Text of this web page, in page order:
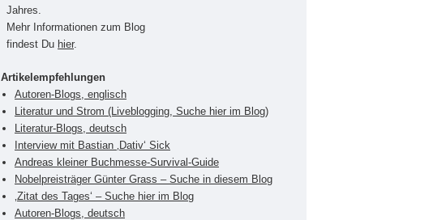
Jahres.
Mehr Informationen zum Blog
findest Du hier.
Artikelempfehlungen
Autoren-Blogs, englisch
Literatur und Strom (Liveblogging, Suche hier im Blog)
Literatur-Blogs, deutsch
Interview mit Bastian ‚Dativ‘ Sick
Andreas kleiner Buchmesse-Survival-Guide
Nobelpreisträger Günter Grass – Suche in diesem Blog
‚Zitat des Tages‘ – Suche hier im Blog
Autoren-Blogs, deutsch